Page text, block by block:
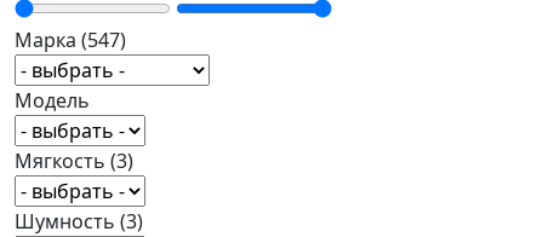
Марка (547)
Модель
Мягкость (3)
Шумность (3)